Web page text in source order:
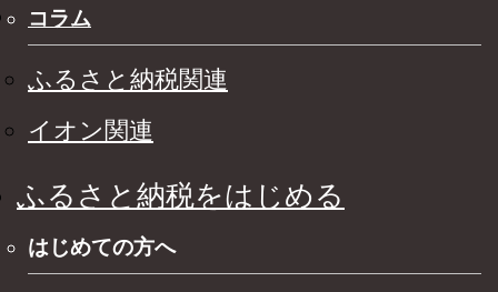
コラム
ふるさと納税関連
イオン関連
ふるさと納税をはじめる
はじめての方へ